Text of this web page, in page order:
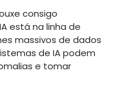
consigo
está na linha de
massivos de dados
de IA podem
e tomar